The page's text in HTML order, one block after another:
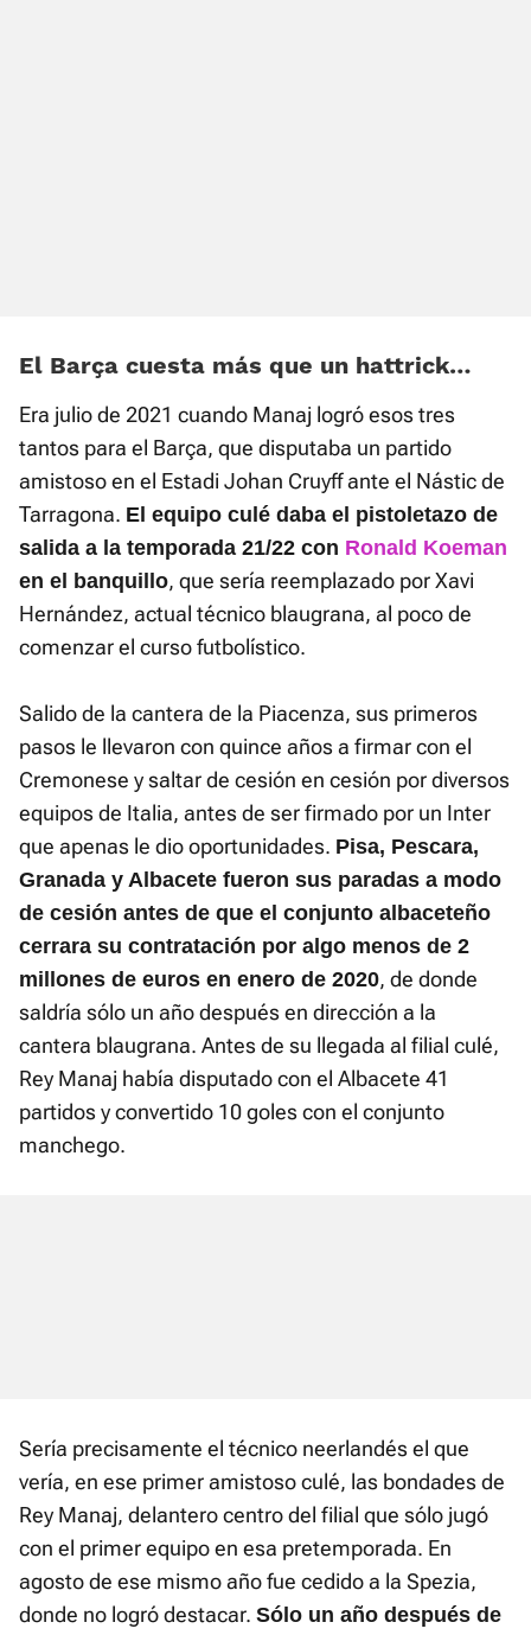
El Barça cuesta más que un hattrick…
Era julio de 2021 cuando Manaj logró esos tres
tantos para el Barça, que disputaba un partido
amistoso en el Estadi Johan Cruyff ante el Nástic de
Tarragona. El equipo culé daba el pistoletazo de
salida a la temporada 21/22 con Ronald Koeman
en el banquillo, que sería reemplazado por Xavi
Hernández, actual técnico blaugrana, al poco de
comenzar el curso futbolístico.
Salido de la cantera de la Piacenza, sus primeros
pasos le llevaron con quince años a firmar con el
Cremonese y saltar de cesión en cesión por diversos
equipos de Italia, antes de ser firmado por un Inter
que apenas le dio oportunidades. Pisa, Pescara,
Granada y Albacete fueron sus paradas a modo
de cesión antes de que el conjunto albaceteño
cerrara su contratación por algo menos de 2
millones de euros en enero de 2020, de donde
saldría sólo un año después en dirección a la
cantera blaugrana. Antes de su llegada al filial culé,
Rey Manaj había disputado con el Albacete 41
partidos y convertido 10 goles con el conjunto
manchego.
Sería precisamente el técnico neerlandés el que
vería, en ese primer amistoso culé, las bondades de
Rey Manaj, delantero centro del filial que sólo jugó
con el primer equipo en esa pretemporada. En
agosto de ese mismo año fue cedido a la Spezia,
donde no logró destacar. Sólo un año después de